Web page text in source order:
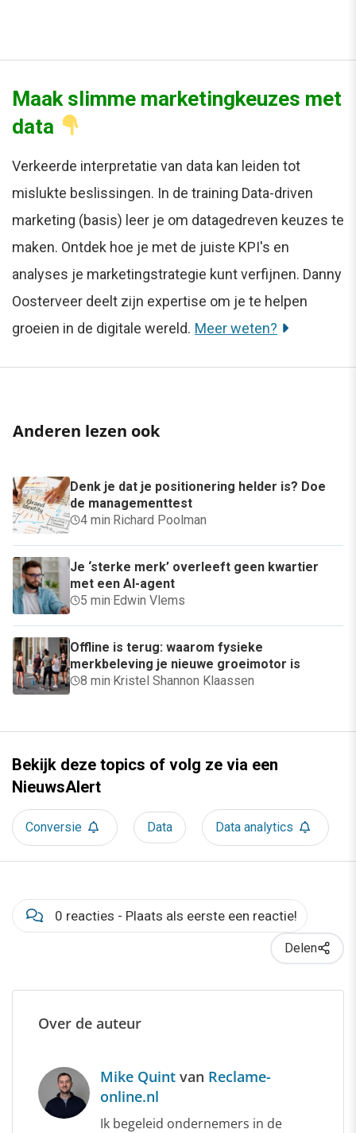
Maak slimme marketingkeuzes met
data
Verkeerde interpretatie van data kan leiden tot
mislukte beslissingen. In de training Data-driven
marketing (basis) leer je om datagedreven keuzes te
maken. Ontdek hoe je met de juiste KPI's en
analyses je marketingstrategie kunt verfijnen. Danny
Oosterveer deelt zijn expertise om je te helpen
groeien in de digitale wereld. Meer weten?
Anderen lezen ook
Denk je dat je positionering helder is? Doe
de managementtest
4 min·Richard Poolman
Je ‘sterke merk’ overleeft geen kwartier
met een AI-agent
5 min·Edwin Vlems
Offline is terug: waarom fysieke
merkbeleving je nieuwe groeimotor is
8 min·Kristel Shannon Klaassen
Bekijk deze topics of volg ze via een
NieuwsAlert
Conversie Data Data analytics
0 reacties - Plaats als eerste een reactie!
Delen
Over de auteur
Mike Quint van Reclame-
online.nl
Ik begeleid ondernemers in de